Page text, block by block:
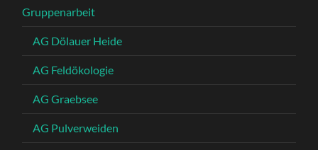
Gruppenarbeit
AG Dölauer Heide
AG Feldökologie
AG Graebsee
AG Pulverweiden